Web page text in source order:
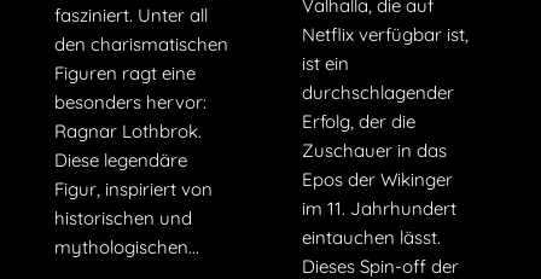
fasziniert. Unter all
den charismatischen
Figuren ragt eine
besonders hervor:
Ragnar Lothbrok.
Diese legendäre
Figur, inspiriert von
historischen und
mythologischen...
Valhalla, die auf
Netflix verfügbar ist,
ist ein
durchschlagender
Erfolg, der die
Zuschauer in das
Epos der Wikinger
im 11. Jahrhundert
eintauchen lässt.
Dieses Spin-off der